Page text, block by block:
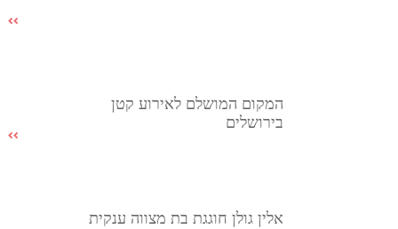
המקום המושלם לאירוע קטן
בירושלים
אלין גולן חוגגת בת מצווה ענקית